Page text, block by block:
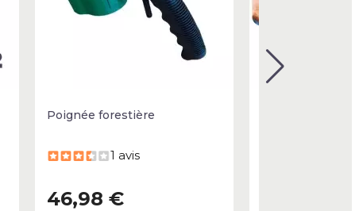
Poignée forestière
1 avis
46,98 €